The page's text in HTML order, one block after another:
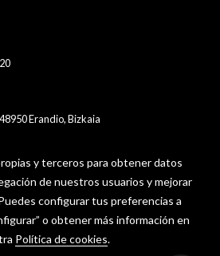
Erandio, Bizkaia
y terceros para obtener datos
de nuestros usuarios y mejorar
configurar tus preferencias a
o obtener más información en
Política de cookies.